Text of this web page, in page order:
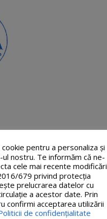
pentru a personaliza și
nostru. Te informăm că ne-
cele mai recente modificări
679 privind protecția
prelucrarea datelor cu
a acestor date. Prin
confirmi acceptarea utilizării
de confidențialitate